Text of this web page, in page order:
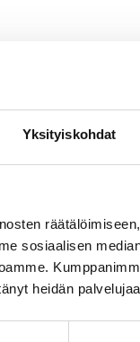
Yksityiskohdat
sosiaalisen
heidän